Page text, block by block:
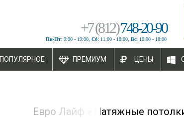
+7(812)748-20-90
Пн-Пт: 9:00 - 19:00, Сб: 11:00 - 18:00, Вс: 10:00 - 18:00
ПОПУЛЯРНОЕ ПРЕМИУМ ЦЕНЫ
Евро Лайф Натяжные